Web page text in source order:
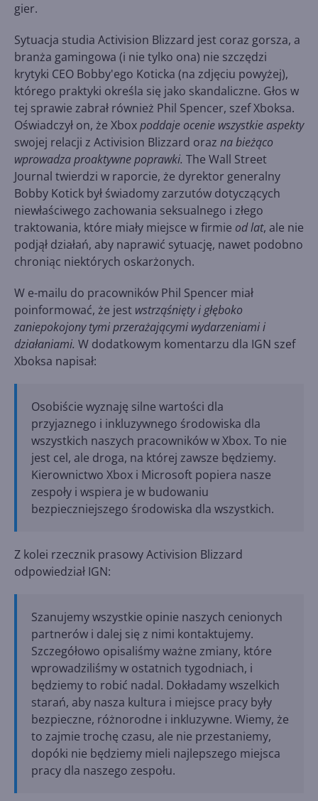
gier.
Sytuacja studia Activision Blizzard jest coraz gorsza, a
branża gamingowa (i nie tylko ona) nie szczędzi
krytyki CEO Bobby'ego Koticka (na zdjęciu powyżej),
którego praktyki określa się jako skandaliczne. Głos w
tej sprawie zabrał również Phil Spencer, szef Xboksa.
Oświadczył on, że Xboxpoddaje ocenie wszystkie aspekty
swojej relacji z Activision Blizzard oraz na bieżąco
wprowadza proaktywne poprawki. The Wall Street
Journal twierdzi w raporcie, że dyrektor generalny
Bobby Kotick był świadomy zarzutów dotyczących
niewłaściwego zachowania seksualnego i złego
traktowania, które miały miejsce w firmie od lat, ale nie
podjął działań, aby naprawić sytuację, nawet podobno
chroniąc niektórych oskarżonych.
W e-mailu do pracowników Phil Spencer miał
poinformować, że jest wstrząśnięty i głęboko
zaniepokojony tymi przerażającymi wydarzeniami i
działaniami. W dodatkowym komentarzu dla IGN szef
Xboksa napisał:
Osobiście wyznaję silne wartości dla
przyjaznego i inkluzywnego środowiska dla
wszystkich naszych pracowników w Xbox. To nie
jest cel, ale droga, na której zawsze będziemy.
Kierownictwo Xbox i Microsoft popiera nasze
zespoły i wspiera je w budowaniu
bezpieczniejszego środowiska dla wszystkich.
Z kolei rzecznik prasowy Activision Blizzard
odpowiedział IGN:
Szanujemy wszystkie opinie naszych cenionych
partnerów i dalej się z nimi kontaktujemy.
Szczegółowo opisaliśmy ważne zmiany, które
wprowadziliśmy w ostatnich tygodniach, i
będziemy to robić nadal. Dokładamy wszelkich
starań, aby nasza kultura i miejsce pracy były
bezpieczne, różnorodne i inkluzywne. Wiemy, że
to zajmie trochę czasu, ale nie przestaniemy,
dopóki nie będziemy mieli najlepszego miejsca
pracy dla naszego zespołu.